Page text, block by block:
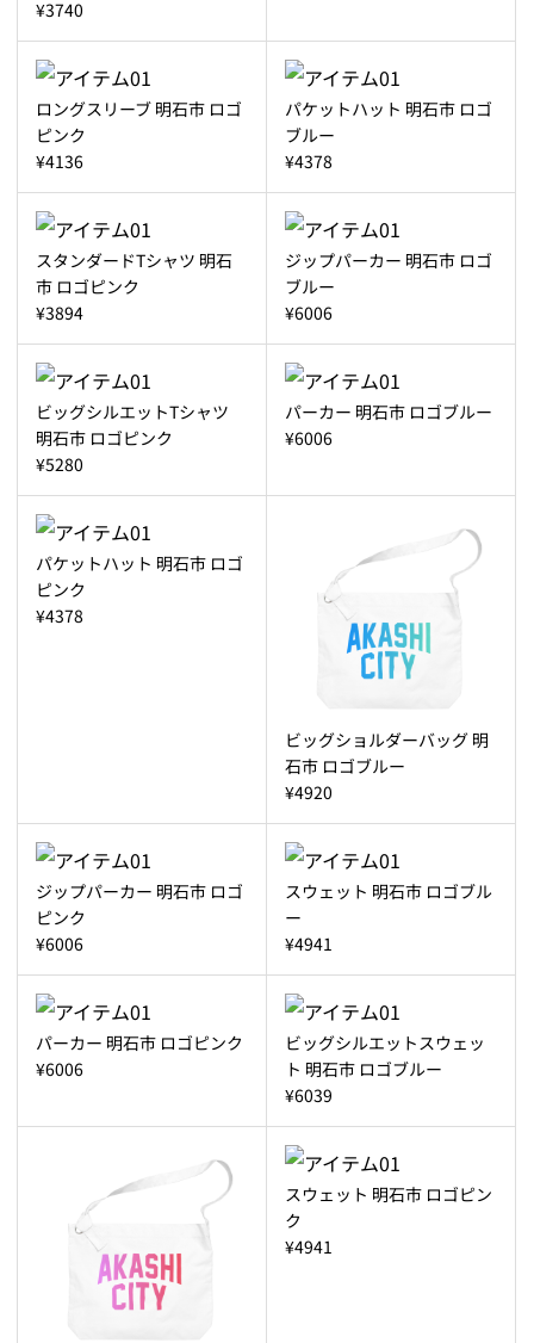
¥3740
ロングスリーブ 明石市 ロゴ
ピンク
¥4136
パケットハット 明石市 ロゴ
ブルー
¥4378
スタンダードTシャツ 明石
市 ロゴピンク
¥3894
ジップパーカー 明石市 ロゴ
ブルー
¥6006
ビッグシルエットTシャツ
明石市 ロゴピンク
¥5280
パーカー 明石市 ロゴブルー
¥6006
パケットハット 明石市 ロゴ
ピンク
¥4378
ビッグショルダーバッグ 明
石市 ロゴブルー
¥4920
ジップパーカー 明石市 ロゴ
ピンク
¥6006
スウェット 明石市 ロゴブル
ー
¥4941
パーカー 明石市 ロゴピンク
¥6006
ビッグシルエットスウェッ
ト 明石市 ロゴブルー
¥6039
スウェット 明石市 ロゴピン
ク
¥4941